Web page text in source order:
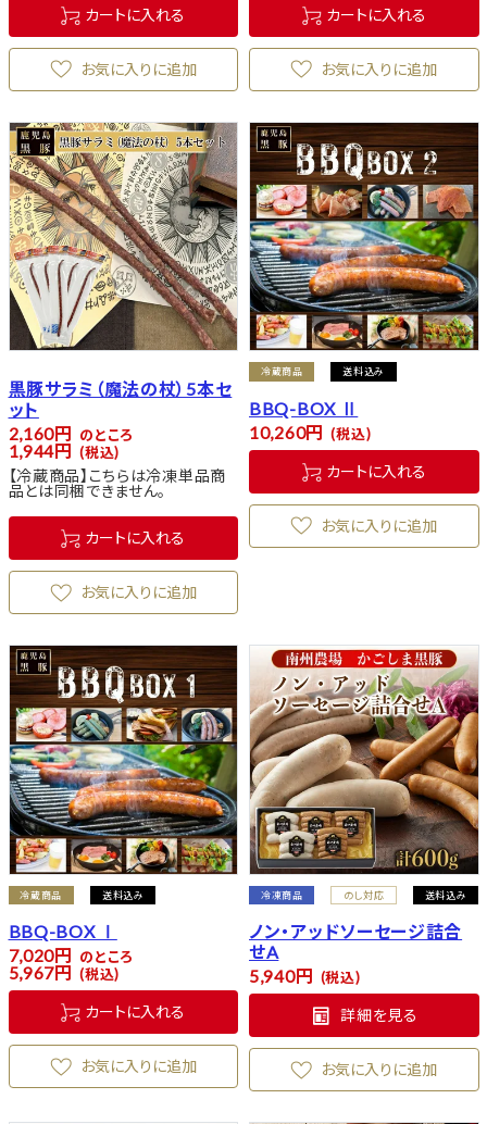
カートに入れる
お気に入りに追加
カートに入れる
お気に入りに追加
黒豚サラミ（魔法の杖）5本セ
ット
2,160 のところ
1,944 税込
【冷蔵商品】こちらは冷凍単品商
品とは同梱できません。
カートに入れる
お気に入りに追加
冷蔵商品 送料込み
BBQ-BOX Ⅱ
10,260 税込
カートに入れる
お気に入りに追加
冷蔵商品 送料込み
BBQ-BOX Ⅰ
7,020 のところ
5,967 税込
カートに入れる
お気に入りに追加
冷凍商品 のし対応 送料込み
ノン・アッドソーセージ詰合
せA
5,940 税込
詳細を見る
お気に入りに追加